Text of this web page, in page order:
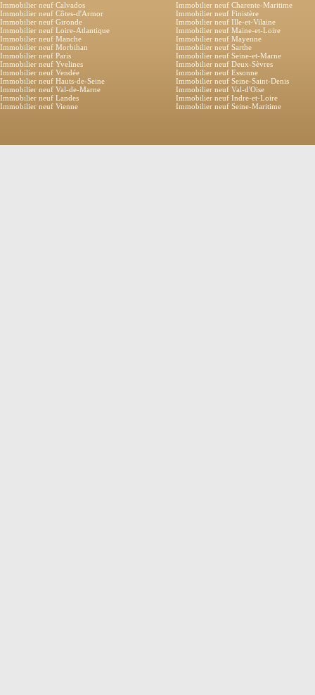
Immobilier neuf Calvados
Immobilier neuf Charente-Maritime
Immobilier neuf Côtes-d'Armor
Immobilier neuf Finistère
Immobilier neuf Gironde
Immobilier neuf Ille-et-Vilaine
Immobilier neuf Loire-Atlantique
Immobilier neuf Maine-et-Loire
Immobilier neuf Manche
Immobilier neuf Mayenne
Immobilier neuf Morbihan
Immobilier neuf Sarthe
Immobilier neuf Paris
Immobilier neuf Seine-et-Marne
Immobilier neuf Yvelines
Immobilier neuf Deux-Sèvres
Immobilier neuf Vendée
Immobilier neuf Essonne
Immobilier neuf Hauts-de-Seine
Immobilier neuf Seine-Saint-Denis
Immobilier neuf Val-de-Marne
Immobilier neuf Val-d'Oise
Immobilier neuf Landes
Immobilier neuf Indre-et-Loire
Immobilier neuf Vienne
Immobilier neuf Seine-Maritime